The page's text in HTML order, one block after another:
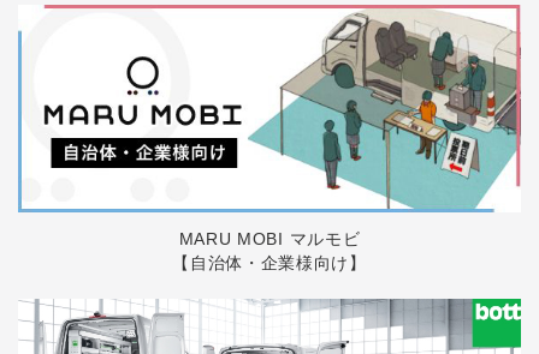
MARU MOBI マルモビ
【自治体・企業様向け】